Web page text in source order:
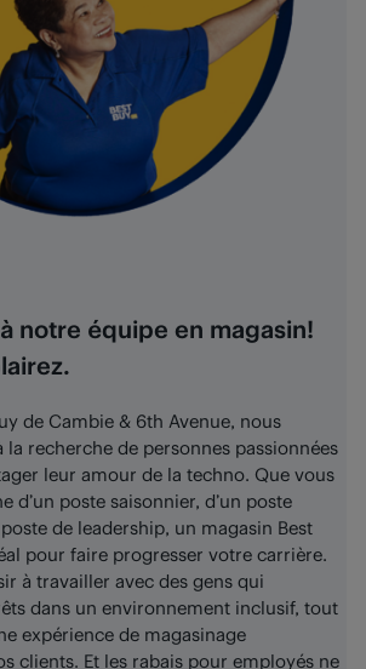
notre équipe en magasin!
de Cambie & 6th Avenue, nous
recherche de personnes passionnées
leur amour de la techno. Que vous
d’un poste saisonnier, d’un poste
poste de leadership, un magasin Best
pour faire progresser votre carrière.
à travailler avec des gens qui
dans un environnement inclusif, tout
expérience de magasinage
clients. Et les rabais pour employés ne